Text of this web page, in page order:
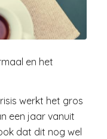
en het
werkt het gros
een jaar vanuit
dat dit nog wel